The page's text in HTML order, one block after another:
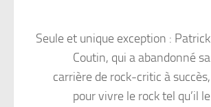
Seule et unique exception : Patrick
Coutin, qui a abandonné sa
carrière de rock-critic à succès,
pour vivre le rock tel qu’il le